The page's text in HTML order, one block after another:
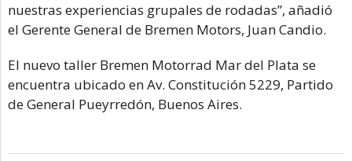
nuestras experiencias grupales de rodadas”, añadió
el Gerente General de Bremen Motors, Juan Candio.
El nuevo taller Bremen Motorrad Mar del Plata se
encuentra ubicado en Av. Constitución 5229, Partido
de General Pueyrredón, Buenos Aires.